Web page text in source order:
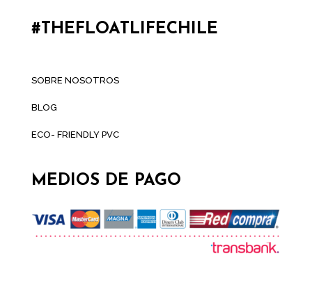
#THEFLOATLIFECHILE
SOBRE NOSOTROS
BLOG
ECO- FRIENDLY PVC
MEDIOS DE PAGO